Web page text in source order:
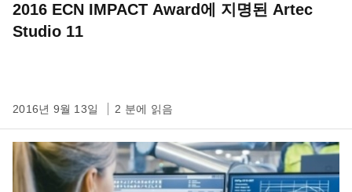
2016 ECN IMPACT Award에 지명된 Artec
Studio 11
2016년 9월 13일 2 분에 읽음